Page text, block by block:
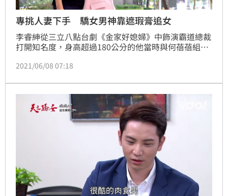
專挑人妻下手 驕女男神靠遮瑕膏追女
李睿紳從三立八點台劇《金家好媳婦》中飾演霸道總裁
打開知名度，身高超過180公分的他當時與何蓓蓓組成
女》中飾演帥氣的黑道殺手KURO，因深情形象擄獲更
2021/06/08 07:18